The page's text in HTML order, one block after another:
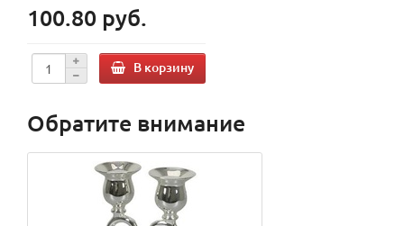
100.80 руб.
В корзину
Обратите внимание